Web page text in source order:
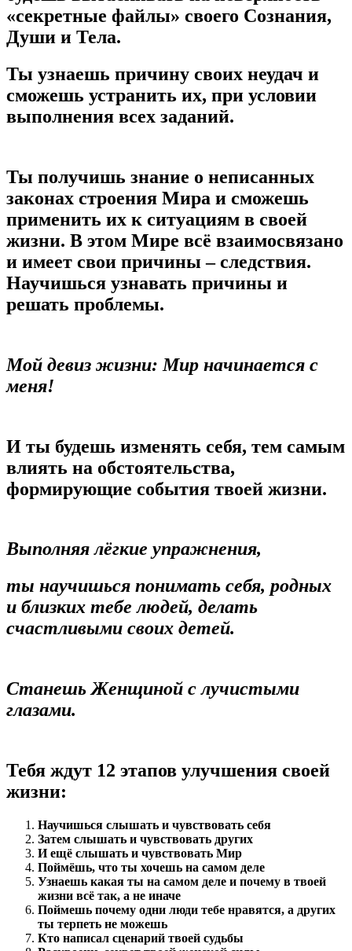
«секретные файлы» своего Сознания,
Души и Тела.
Ты узнаешь причину своих неудач и
сможешь устранить их, при условии
выполнения всех заданий.
Ты получишь знание о неписанных
законах строения Мира и сможешь
применить их к ситуациям в своей
жизни. В этом Мире всё взаимосвязано
и имеет свои причины – следствия.
Научишься узнавать причины и
решать проблемы.
Мой девиз жизни: Мир начинается с
меня!
И ты будешь изменять себя, тем самым
влиять на обстоятельства,
формирующие события твоей жизни.
Выполняя лёгкие упражнения,
ты научишься понимать себя, родных
и близких тебе людей, делать
счастливыми своих детей.
Станешь Женщиной с лучистыми
глазами.
Тебя ждут 12 этапов улучшения своей
жизни:
Научишься слышать и чувствовать себя
Затем слышать и чувствовать других
И ещё слышать и чувствовать Мир
Поймёшь, что ты хочешь на самом деле
Узнаешь какая ты на самом деле и почему в твоей
жизни всё так, а не иначе
Поймешь почему одни люди тебе нравятся, а других
ты терпеть не можешь
Кто написал сценарий твоей судьбы